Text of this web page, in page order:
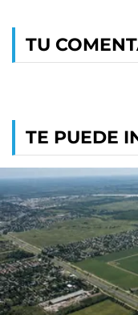
TU
TE PUEDE